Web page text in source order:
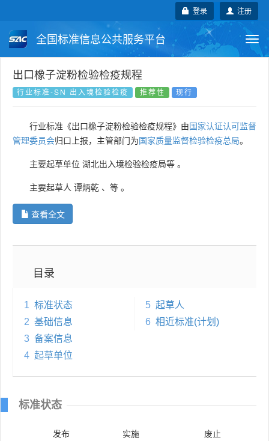
注册
登录
全国标准信息公共服务平台
国家标准 行业标准
国外标准 技术委员会
出口橡子淀粉检验检疫规程
行业标准-SN 出入境检验检疫 推荐性 现行
行业标准《出口橡子淀粉检验检疫规程》由国家认证认可监督
管理委员会归口上报，主管部门为国家质量监督检验检疫总局。
主要起草单位 湖北出入境检验检疫局等 。
主要起草人 谭炳乾 、 等 。
查看全文
目录
1 标准状态
2 基础信息
3 备案信息
4 起草单位
5 起草人
6 相近标准(计划)
标准状态
发布 实施 废止